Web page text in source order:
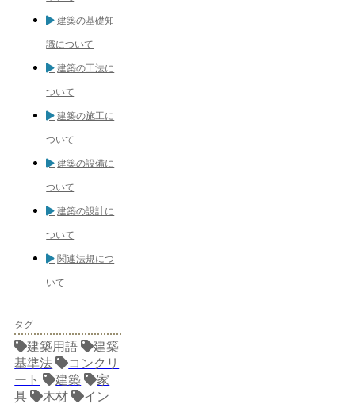
建築の基礎知
識について
建築の工法に
ついて
建築の施工に
ついて
建築の設備に
ついて
建築の設計に
ついて
関連法規につ
いて
タグ
建築用語
建築
基準法
コンクリ
ート
建築
家
具
木材
イン